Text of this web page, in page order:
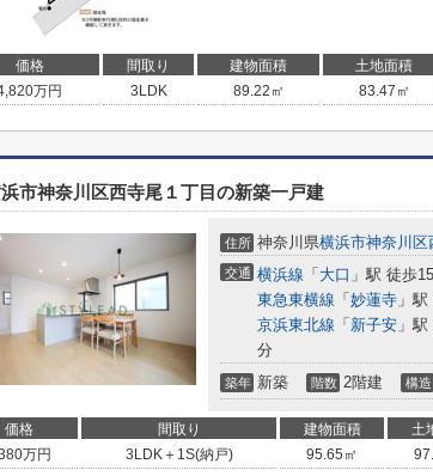
価格 間取り 建物面積 土地面積
万円 3LDK 89.22㎡ 83.47㎡
市神奈川区西寺尾１丁目の新築一戸建
住所 神奈川県横浜市神奈川区
交通 横浜線 「 大口 」駅 徒歩
東急東横線 「 妙蓮寺 」
京浜東北線 「 新子安 」
分
築年 新築 階数 2階建 構造
価格 間取り 建物面積 土
万円 3LDK＋1S(納戸) 95.65㎡